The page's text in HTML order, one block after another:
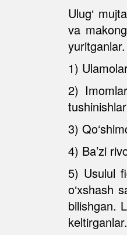
Ulug‘
va
1)
2)
3)
4) Ba’zi
5) Usulul
o‘xshash
bilishgan.